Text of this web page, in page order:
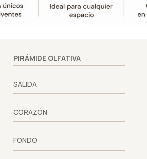
PIRÁMIDE OLFATIVA
SALIDA
CORAZÓN
FONDO